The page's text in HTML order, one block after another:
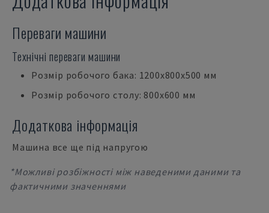
Переваги машини
Технічні переваги машини
Розмір робочого бака: 1200x800x500 мм
Розмір робочого столу: 800x600 мм
Додаткова інформація
Машина все ще під напругою
*Можливі розбіжності між наведеними даними та
фактичними значеннями